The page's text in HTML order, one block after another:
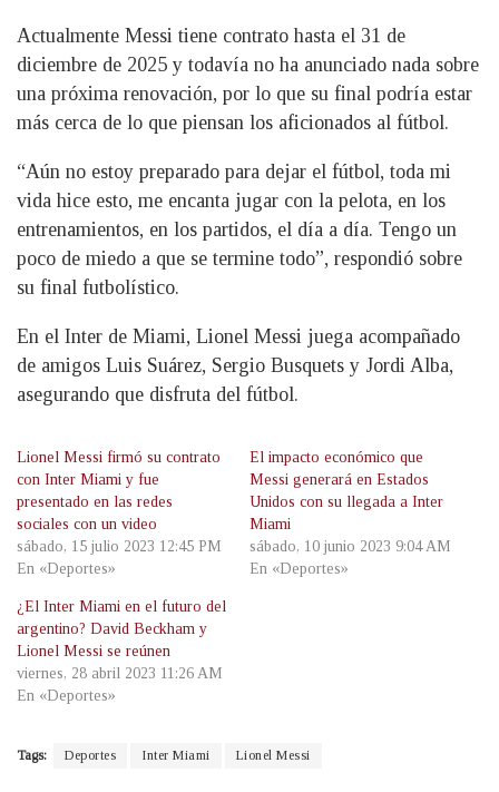
Actualmente Messi tiene contrato hasta el 31 de
diciembre de 2025 y todavía no ha anunciado nada sobre
una próxima renovación, por lo que su final podría estar
más cerca de lo que piensan los aficionados al fútbol.
“Aún no estoy preparado para dejar el fútbol, toda mi
vida hice esto, me encanta jugar con la pelota, en los
entrenamientos, en los partidos, el día a día. Tengo un
poco de miedo a que se termine todo”, respondió sobre
su final futbolístico.
En el Inter de Miami, Lionel Messi juega acompañado
de amigos Luis Suárez, Sergio Busquets y Jordi Alba,
asegurando que disfruta del fútbol.
Lionel Messi firmó su contrato
con Inter Miami y fue
presentado en las redes
sociales con un video
sábado, 15 julio 2023 12:45 PM
En «Deportes»
El impacto económico que
Messi generará en Estados
Unidos con su llegada a Inter
Miami
sábado, 10 junio 2023 9:04 AM
En «Deportes»
¿El Inter Miami en el futuro del
argentino? David Beckham y
Lionel Messi se reúnen
viernes, 28 abril 2023 11:26 AM
En «Deportes»
Tags: Deportes Inter Miami Lionel Messi